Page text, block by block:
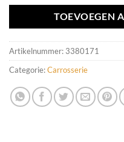
TOEVOEGEN
Artikelnummer: 3380171
Categorie:Carrosserie